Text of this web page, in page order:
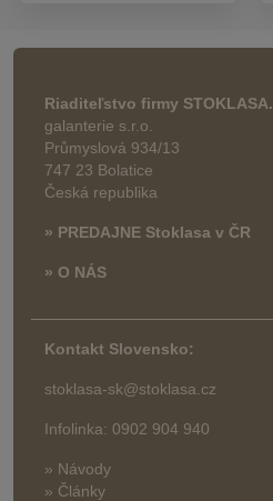
Riaditeľstvo firmy STOKLASA.
galanterie s.r.o.
Průmyslová 934/13
747 23 Bolatice
Česká republika
» PREDAJNE Stoklasa v ČR
» O NÁS
Kontakt Slovensko:
stoklasa-sk@stoklasa.cz
Infolinka: 0902 904 940
» Návody
» Články